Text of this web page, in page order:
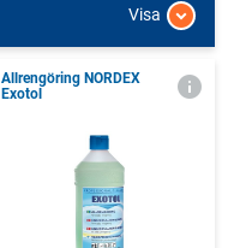
Visa
Allrengöring NORDEX
Exotol